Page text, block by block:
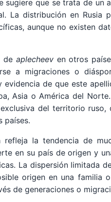
sugiere que se trata de un
La distribución en Rusia
aunque no existen
de aplecheeven otros
a migraciones o
evidencia de que este
Asia o América del
del territorio ruso,
países.
la tendencia de
en su país de origen y
La dispersión limitada
origen en una familia
de generaciones o